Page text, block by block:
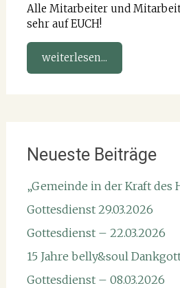
Alle Mitarbeiter und
sehr auf EUCH!
weiterlesen...
Neueste Beiträge
„Gemeinde in der Kraft des
Gottesdienst 29.03.2026
Gottesdienst – 22.03.2026
15 Jahre belly&soul
Gottesdienst – 08.03.2026